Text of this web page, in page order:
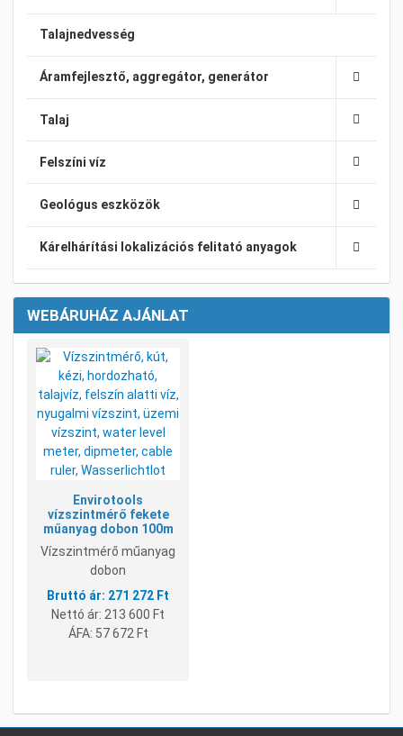
Talajnedvesség
Áramfejlesztő, aggregátor, generátor
Talaj
Felszíni víz
Geológus eszközök
Kárelhárítási lokalizációs felitató anyagok
WEBÁRUHÁZ AJÁNLAT
Envirotools
vízszintmérő fekete
műanyag dobon 100m
Vízszintmérő műanyag
dobon
271 272 Ft
Nettó ár: 213 600 Ft
ÁFA: 57 672 Ft